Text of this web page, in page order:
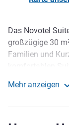
Das Novotel
großzügige 30
Familien und
Wasserkocher
Mehr anzeigen